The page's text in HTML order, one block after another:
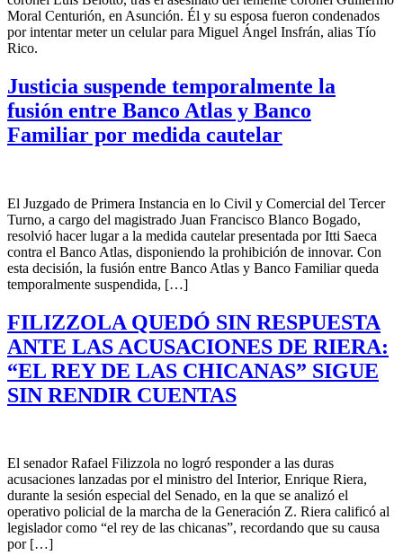
Moral Centurión, en Asunción. Él y su esposa fueron condenados
por intentar meter un celular para Miguel Ángel Insfrán, alias Tío
Rico.
Justicia suspende temporalmente la
fusión entre Banco Atlas y Banco
Familiar por medida cautelar
El Juzgado de Primera Instancia en lo Civil y Comercial del Tercer
Turno, a cargo del magistrado Juan Francisco Blanco Bogado,
resolvió hacer lugar a la medida cautelar presentada por Itti Saeca
contra el Banco Atlas, disponiendo la prohibición de innovar. Con
esta decisión, la fusión entre Banco Atlas y Banco Familiar queda
temporalmente suspendida, […]
FILIZZOLA QUEDÓ SIN RESPUESTA
ANTE LAS ACUSACIONES DE RIERA:
“EL REY DE LAS CHICANAS” SIGUE
SIN RENDIR CUENTAS
El senador Rafael Filizzola no logró responder a las duras
acusaciones lanzadas por el ministro del Interior, Enrique Riera,
durante la sesión especial del Senado, en la que se analizó el
operativo policial de la marcha de la Generación Z. Riera calificó al
legislador como “el rey de las chicanas”, recordando que su causa
por […]